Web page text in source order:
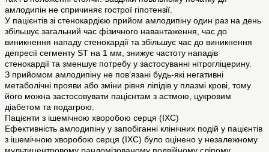
амлодипін не спричиняє гострої гіпотензії.
У пацієнтів зі стенокардією прийом амлодипіну один раз на день
збільшує загальний час фізичного навантаження, час до
виникнення нападу стенокардії та збільшує час до виникнення
депресії сегменту ST на 1 мм, знижує частоту нападів
стенокардії та зменшує потребу у застосуванні нітрогліцерину.
З прийомом амлодипіну не пов’язані будь-які негативні
метаболічні прояви або зміни рівня ліпідів у плазмі крові, тому
його можна застосовувати пацієнтам з астмою, цукровим
діабетом та подагрою.
Пацієнти з ішемічною хворобою серця (ІХС)
Ефективність амлодипіну у запобіганні клінічних подій у пацієнтів
з ішемічною хворобою серця (ІХС) було оцінено у незалежному